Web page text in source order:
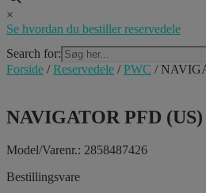
×
Se hvordan du bestiller reservedele
Search for:
Forside /Reservedele /PWC /
NAVIGATOR PFD
Model/Varenr.: 2858487426
Bestillingsvare